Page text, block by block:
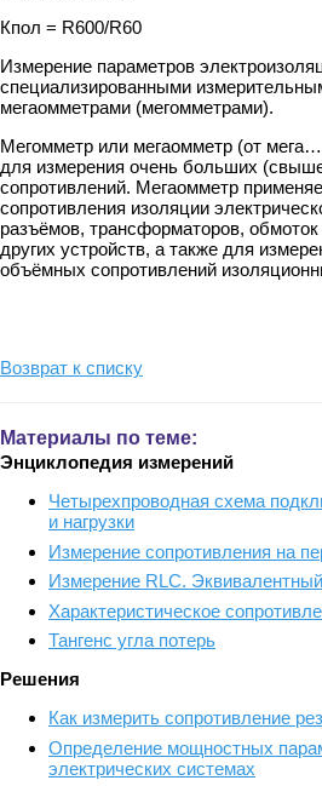
Кпол = R600/R60
Измерение параметров
специализированными
мегаомметрами (мегомметрами).
Мегомметр или мегаомметр (от
для измерения очень больших
сопротивлений. Мегаомметр
сопротивления изоляции
разъёмов, трансформаторов,
других устройств, а также для
объёмных сопротивлений
Возврат к списку
Материалы по теме:
Энциклопедия измерений
Четырехпроводная схема
и нагрузки
Измерение сопротивления на
Измерение RLС.
Характеристическое
Тангенс угла потерь
Решения
Как измерить сопротивление
Определение мощностных
электрических системах